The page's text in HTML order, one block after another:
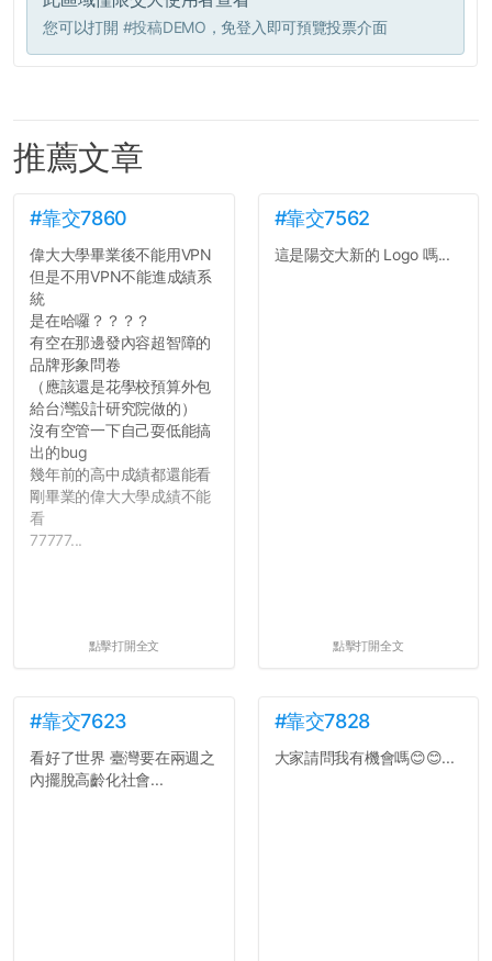
您可以打開 #投稿DEMO ，免登入即可預覽投票介面
推薦文章
#靠交7860
偉大大學畢業後不能用VPN
但是不用VPN不能進成績系
統
是在哈囉？？？？
有空在那邊發內容超智障的
品牌形象問卷
（應該還是花學校預算外包
給台灣設計研究院做的）
沒有空管一下自己耍低能搞
出的bug
幾年前的高中成績都還能看
剛畢業的偉大大學成績不能
看
77777...
點擊打開全文
#靠交7562
這是陽交大新的 Logo 嗎...
點擊打開全文
#靠交7623
看好了世界 臺灣要在兩週之
內擺脫高齡化社會...
#靠交7828
大家請問我有機會嗎😊😊...